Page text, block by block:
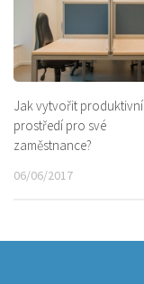
Jak vytvořit produktivní
prostředí pro své
zaměstnance?
06/06/2017